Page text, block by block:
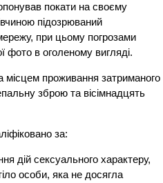
покати на своєму
підозрюваний
при цьому погрозами
фото в оголеному вигляді.
місцем проживання затриманого
зброю та вісімнадцять
за:
дій сексуального характеру,
особи, яка не досягла